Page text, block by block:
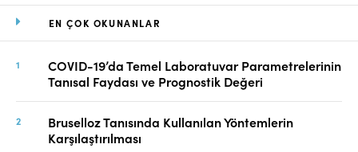
EN ÇOK OKUNANLAR
COVID-19’da Temel Laboratuvar Parametrelerinin
Tanısal Faydası ve Prognostik Değeri
Bruselloz Tanısında Kullanılan Yöntemlerin
Karşılaştırılması